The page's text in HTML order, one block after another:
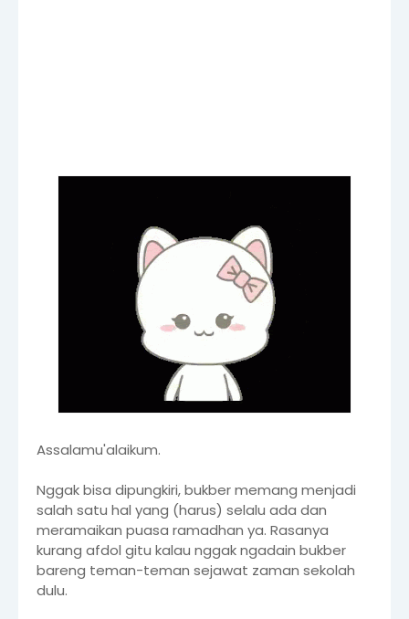
Assalamu'alaikum.
Nggak bisa dipungkiri, bukber memang menjadi
salah satu hal yang (harus) selalu ada dan
meramaikan puasa ramadhan ya. Rasanya
kurang afdol gitu kalau nggak ngadain bukber
bareng teman-teman sejawat zaman sekolah
dulu.